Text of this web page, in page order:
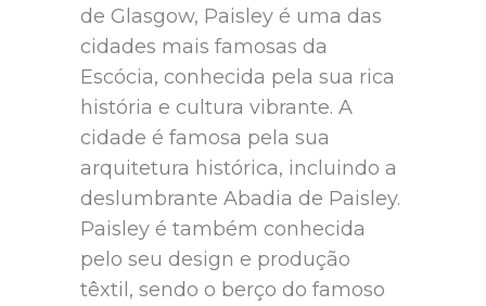
de Glasgow, Paisley é uma das
cidades mais famosas da
Escócia, conhecida pela sua rica
história e cultura vibrante. A
cidade é famosa pela sua
arquitetura histórica, incluindo a
deslumbrante Abadia de Paisley.
Paisley é também conhecida
pelo seu design e produção
têxtil, sendo o berço do famoso